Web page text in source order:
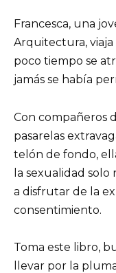
Francesca, una
Arquitectura, viaja
poco tiempo se
jamás se había
Con compañeros
pasarelas
telón de fondo,
la sexualidad
a disfrutar de la
consentimiento.
Toma este libro,
llevar por la